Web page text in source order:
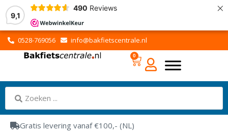
9,1
490 Reviews ×
0528-769056 info@bakfietscentrale.nl
0
Gratis levering vanaf €100,- (NL)